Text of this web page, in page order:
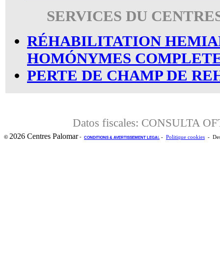
SERVICES DU
RÉHABILITATION
HOMÓNYMES
PERTE DE CHAMP DE
Datos fiscales: CONSULTA
© 2026 Centres Palomar- CONDITIONS & AVERTISSEMENT LEGAL - Politique cookies -